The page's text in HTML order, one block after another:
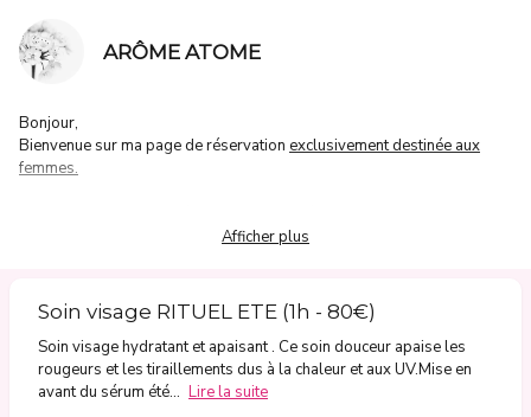
ARÔME ATOME
Bonjour,
Bienvenue sur ma page de réservation exclusivement destinée aux
femmes.
met en avant l'aromathérapie, l'olfactothérapie et la chromothérapie.
Souvent, il est temps de prendre une pause, ceci est votre luxe.
Au plaisir de vous voir dans mon institut,
Afficher plus
Soin visage RITUEL ETE (1h - 80€)
Soin visage hydratant et apaisant . Ce soin douceur apaise les
rougeurs et les tiraillements dus à la chaleur et aux UV.Mise en
avant du sérum été... Lire la suite